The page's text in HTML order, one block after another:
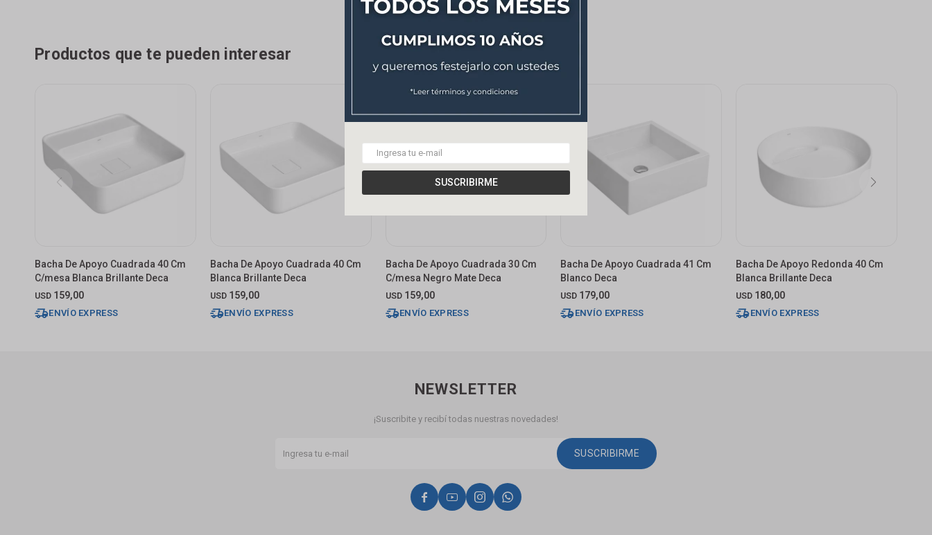
SUSCRIBIRME
Productos que te pueden interesar
Bacha De Apoyo Cuadrada 40 Cm
C/mesa Blanca Brillante Deca
USD 159,00
ENVÍO EXPRESS
Bacha De Apoyo Cuadrada 40 Cm
Blanca Brillante Deca
USD 159,00
ENVÍO EXPRESS
Bacha De Apoyo Cuadrada 30 Cm
C/mesa Negro Mate Deca
USD 159,00
ENVÍO EXPRESS
Bacha De Apoyo Cuadrada 41 Cm
Blanco Deca
USD 179,00
ENVÍO EXPRESS
Bacha De Apoyo Redonda 40 Cm
Blanca Brillante Deca
USD 180,00
ENVÍO EXPRESS
NEWSLETTER
¡Suscribite y recibí todas nuestras novedades!
SUSCRIBIRME
   